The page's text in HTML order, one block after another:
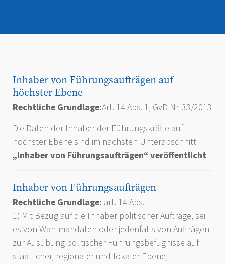
Inhaber von Führungsaufträgen auf
höchster Ebene
Rechtliche Grundlage:Art. 14 Abs. 1, GvD Nr. 33/2013
Die Daten der Inhaber der Führungskräfte auf
höchster Ebene sind im nächsten Unterabschnitt
„Inhaber von Führungsaufträgen“ veröffentlicht.
Inhaber von Führungsaufträgen
Rechtliche Grundlage: art. 14 Abs.
1) Mit Bezug auf die Inhaber politischer Aufträge, sei
es von Wahlmandaten oder jedenfalls von Aufträgen
zur Ausübung politischer Führungsbefugnisse auf
staatlicher, regionaler und lokaler Ebene,